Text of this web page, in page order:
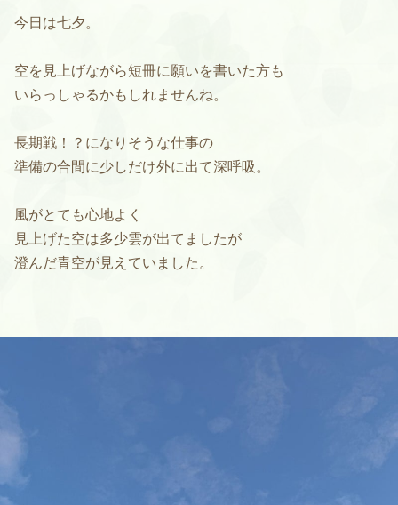
今日は七夕。
空を見上げながら短冊に願いを書いた方も
いらっしゃるかもしれませんね。
長期戦！？になりそうな仕事の
準備の合間に少しだけ外に出て深呼吸。
風がとても心地よく
見上げた空は多少雲が出てましたが
澄んだ青空が見えていました。